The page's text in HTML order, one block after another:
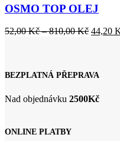
má
více
variant.
Možnosti
na
stránce
OSMO TOP OLEJ
52,00Kč – 810,00KčRozpětí
810,00
44,20
BEZPLATNÁ PŘEPRAVA
Nad objednávku 2500Kč
ONLINE PLATBY